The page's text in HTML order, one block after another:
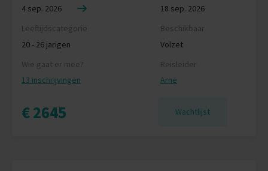
4 sep. 2026
18 sep. 2026
Leeftijdscategorie
20 - 26 jarigen
Beschikbaar
Volzet
Wie gaat er mee?
13 inschrijvingen
Reisleider
Arne
€ 2645 Wachtlijst